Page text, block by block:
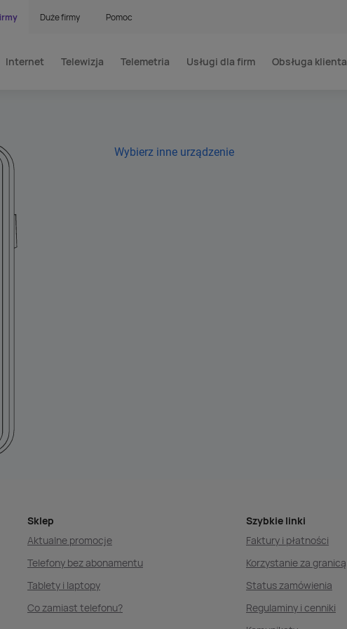
Duże firmy Pomoc
Internet Telewizja Telemetria Usługi dla firm Obsługa klienta
Wybierz inne urządzenie
Sklep
Aktualne promocje
Telefony bez abonamentu
Tablety i laptopy
Co zamiast telefonu?
Szybkie linki
Faktury i płatności
Korzystanie za granicą
Status zamówienia
Regulaminy i cenniki